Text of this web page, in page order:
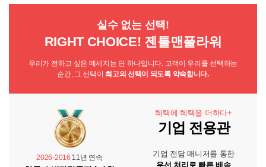
실수 없는 선택!
RIGHT CHOICE! 젠틀맨플라워
우리가 전하고 싶은 메세지는 단 하나입니다. 고객이 우리를 선택하는
순간, 그 선택이 최고의 선택이 되도록 약속합니다.
2026-2016 11년 연속
혜택에 혜택을 더하다+
기업 전용관
기업 전담 매니저를 통한
우선 처리로 빠른 배송